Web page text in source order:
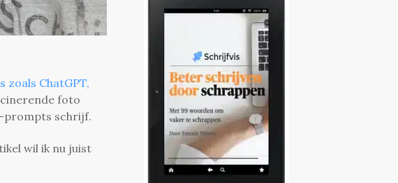
zoals ChatGPT,
foto
prompts schrijf.
wil ik nu juist